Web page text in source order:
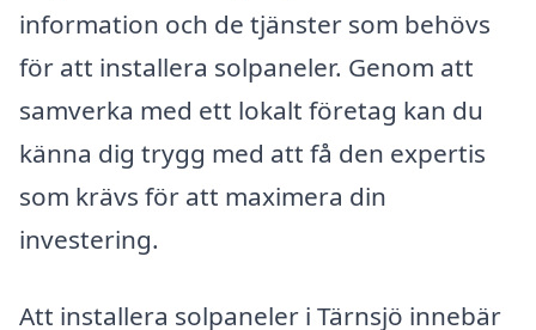
information och de tjänster som behövs
för att installera solpaneler. Genom att
samverka med ett lokalt företag kan du
känna dig trygg med att få den expertis
som krävs för att maximera din
investering.
Att installera solpaneler i Tärnsjö innebär